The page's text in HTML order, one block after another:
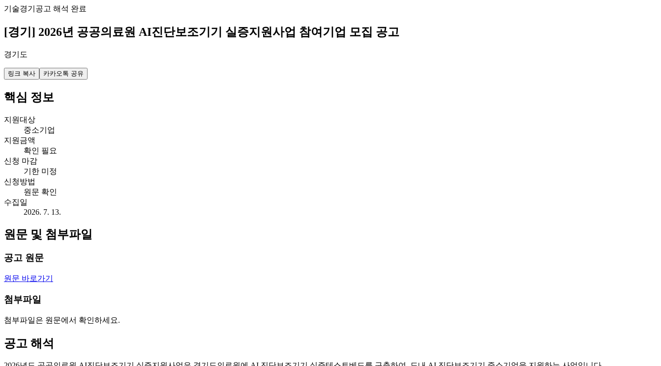
기술경기 공고 해석 완료
[경기] 2026년 공공의료원 AI진단보조기기 실증지원사업 참여기업 모집 공고
경기도
링크 복사 카카오톡 공유
핵심 정보
지원대상
중소기업
지원금액
확인 필요
신청 마감
기한 미정
신청방법
원문 확인
수집일
2026. 7. 13.
원문 및 첨부파일
공고 원문
원문 바로가기
첨부파일
첨부파일은 원문에서 확인하세요.
공고 해석